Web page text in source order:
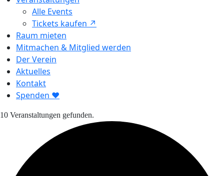
Alle Events
Tickets kaufen ↗
Raum mieten
Mitmachen & Mitglied werden
Der Verein
Aktuelles
Kontakt
Spenden ❤︎
10 Veranstaltungen gefunden.